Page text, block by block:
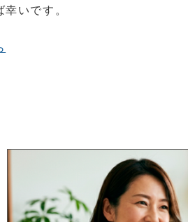
いです。